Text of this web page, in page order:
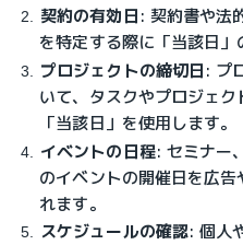
契約の有効日: 契約書や法
を特定する際に「当該日」
プロジェクトの締切日: プ
いて、タスクやプロジェク
「当該日」を使用します。
イベントの日程: セミナー
のイベントの開催日を広
れます。
スケジュールの確認: 個人